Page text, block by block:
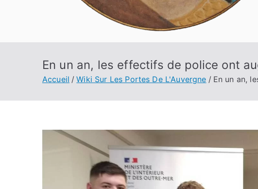
En un an, les effectifs de police ont
Accueil Wiki Sur Les Portes De L'Auvergne En un an,